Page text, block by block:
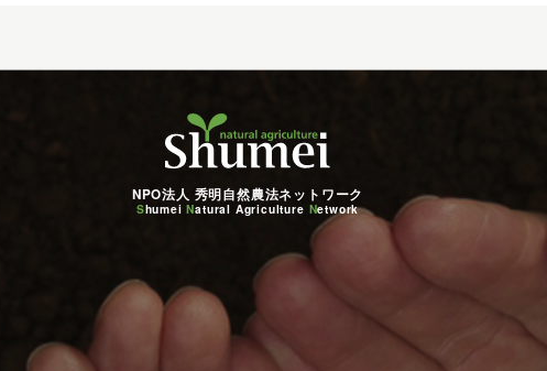
NPO法人 秀明自然農法ネットワーク
ShumeiNatural Agriculture Network